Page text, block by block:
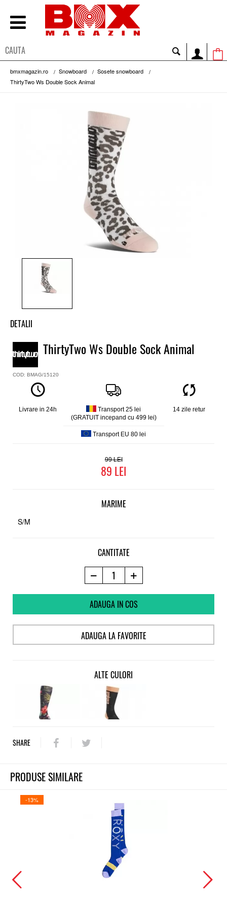
bmxmagazin.ro Snowboard
Sosete snowboard
ThirtyTwo Ws Double Sock Animal
DETALII
Sosete snowboard/ski fete ThirtyTwo
Model
Ws Double Sock
Culoare
Material
83% acrilic, 15% nylon, 2% spandex
Material antimicrobian
ThirtyTwo Ws Double Sock Animal
COD: BMAG/15120
Livrare in 24h
Transport 25 lei
(GRATUIT incepand cu 499 lei)
Transport EU 80 lei
14 zile retur
99
89
MARIME
S/M
CANTITATE
ADAUGA IN COS
ADAUGA LA FAVORITE
ALTE CULORI
SHARE
PRODUSE SIMILARE
-13%